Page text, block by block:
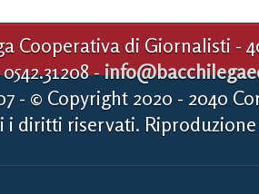
Cooperativa di Giornalisti -
-
- © Copyright 2020 - 2040
i diritti riservati.